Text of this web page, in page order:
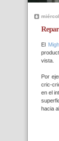
El
vista.
Por
cric-
en el
hacia